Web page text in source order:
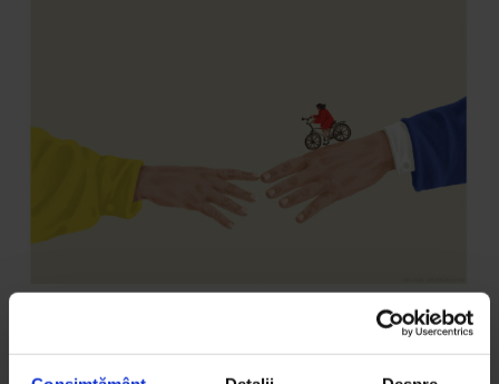
Camere de ascultare și psihologie